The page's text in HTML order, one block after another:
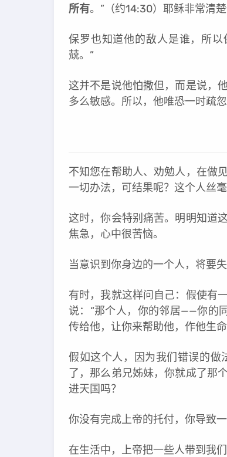
所有。”（约14:30）耶稣非常清楚
保罗也知道他的敌人是谁，所
兢。”
这并不是说他怕撒但，而是说，
多么敏感。所以，他唯恐一时疏
不知您在帮助人、劝勉人，在做
一切办法，可结果呢？这个人丝毫
这时，你会特别痛苦。明明知道
焦急，心中很苦恼。
当意识到你身边的一个人，将要
有时，我就这样问自己：假使有
说：“那个人，你的邻居——你的
传给他，让你来帮助他，作他生
假如这个人，因为我们错误的做
了，那么弟兄姊妹，你就成了那
进天国吗？
你没有完成上帝的托付，你导致
在生活中，上帝把一些人带到我